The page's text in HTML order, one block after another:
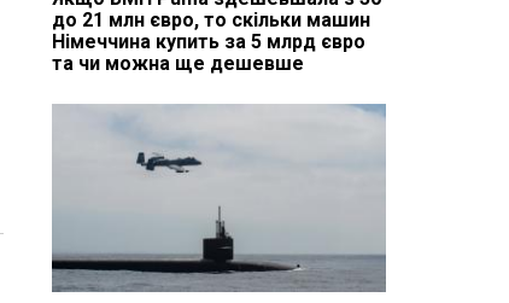
до 21 млн євро, то скільки машин
Німеччина купить за 5 млрд євро
та чи можна ще дешевше